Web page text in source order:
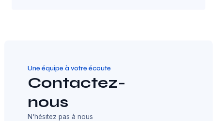
Une équipe à votre écoute
Contactez-
nous
N'hésitez pas à nous